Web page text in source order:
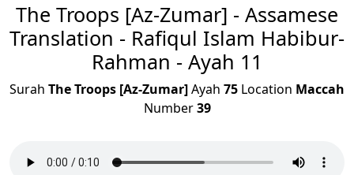
The Troops [Az-Zumar] - Assamese
Translation - Rafiqul Islam Habibur-
Rahman - Ayah 11
Surah The Troops [Az-Zumar]Ayah 75 Location Maccah
Number39